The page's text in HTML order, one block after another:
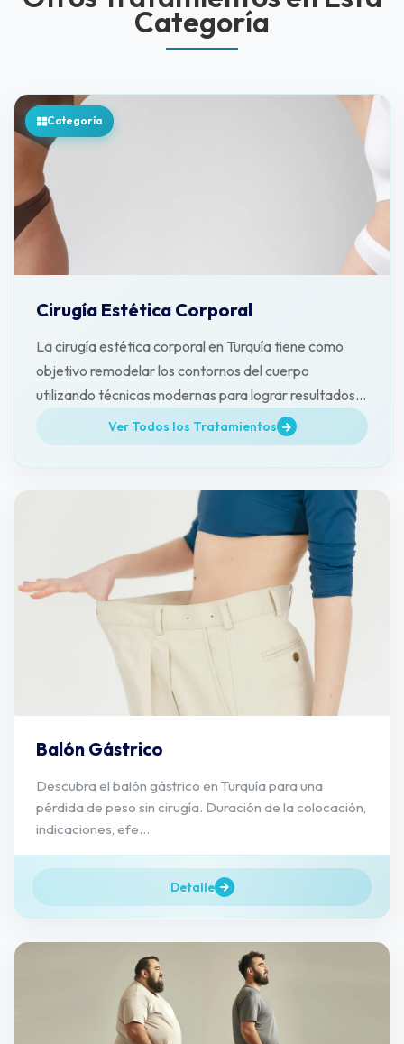
Categoría
Categoría
Cirugía Estética Corporal
La cirugía estética corporal en Turquía tiene como
objetivo remodelar los contornos del cuerpo
utilizando técnicas modernas para lograr resultados
naturales y duraderos.Ver Todos los Tratamientos
Balón Gástrico
Descubra el balón gástrico en Turquía para una
pérdida de peso sin cirugía. Duración de la colocación,
indicaciones, efe...
Detalle